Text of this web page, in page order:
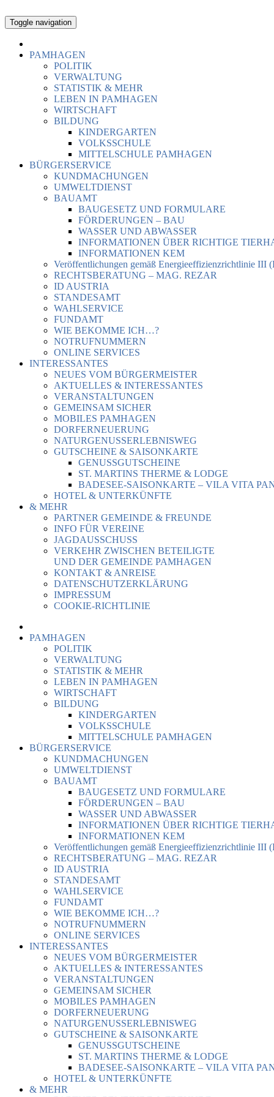
Toggle navigation
PAMHAGEN
POLITIK
VERWALTUNG
STATISTIK & MEHR
LEBEN IN PAMHAGEN
WIRTSCHAFT
BILDUNG
KINDERGARTEN
VOLKSSCHULE
MITTELSCHULE PAMHAGEN
BÜRGERSERVICE
KUNDMACHUNGEN
UMWELTDIENST
BAUAMT
BAUGESETZ UND FORMULARE
FÖRDERUNGEN – BAU
WASSER UND ABWASSER
INFORMATIONEN ÜBER RICHTIGE
INFORMATIONEN KEM
Veröffentlichungen gemäß Energieeffizienzrichtlinie III
RECHTSBERATUNG – MAG. REZAR
ID AUSTRIA
STANDESAMT
WAHLSERVICE
FUNDAMT
WIE BEKOMME ICH…?
NOTRUFNUMMERN
ONLINE SERVICES
INTERESSANTES
NEUES VOM BÜRGERMEISTER
AKTUELLES & INTERESSANTES
VERANSTALTUNGEN
GEMEINSAM SICHER
MOBILES PAMHAGEN
DORFERNEUERUNG
NATURGENUSSERLEBNISWEG
GUTSCHEINE & SAISONKARTE
GENUSSGUTSCHEINE
ST. MARTINS THERME & LODGE
BADESEE-SAISONKARTE – VILA VITA
HOTEL & UNTERKÜNFTE
& MEHR
PARTNER GEMEINDE & FREUNDE
INFO FÜR VEREINE
JAGDAUSSCHUSS
VERKEHR ZWISCHEN BETEILIGTE
UND DER GEMEINDE PAMHAGEN
KONTAKT & ANREISE
DATENSCHUTZERKLÄRUNG
IMPRESSUM
COOKIE-RICHTLINIE
PAMHAGEN
POLITIK
VERWALTUNG
STATISTIK & MEHR
LEBEN IN PAMHAGEN
WIRTSCHAFT
BILDUNG
KINDERGARTEN
VOLKSSCHULE
MITTELSCHULE PAMHAGEN
BÜRGERSERVICE
KUNDMACHUNGEN
UMWELTDIENST
BAUAMT
BAUGESETZ UND FORMULARE
FÖRDERUNGEN – BAU
WASSER UND ABWASSER
INFORMATIONEN ÜBER RICHTIGE
INFORMATIONEN KEM
Veröffentlichungen gemäß Energieeffizienzrichtlinie III
RECHTSBERATUNG – MAG. REZAR
ID AUSTRIA
STANDESAMT
WAHLSERVICE
FUNDAMT
WIE BEKOMME ICH…?
NOTRUFNUMMERN
ONLINE SERVICES
INTERESSANTES
NEUES VOM BÜRGERMEISTER
AKTUELLES & INTERESSANTES
VERANSTALTUNGEN
GEMEINSAM SICHER
MOBILES PAMHAGEN
DORFERNEUERUNG
NATURGENUSSERLEBNISWEG
GUTSCHEINE & SAISONKARTE
GENUSSGUTSCHEINE
ST. MARTINS THERME & LODGE
BADESEE-SAISONKARTE – VILA VITA
HOTEL & UNTERKÜNFTE
& MEHR